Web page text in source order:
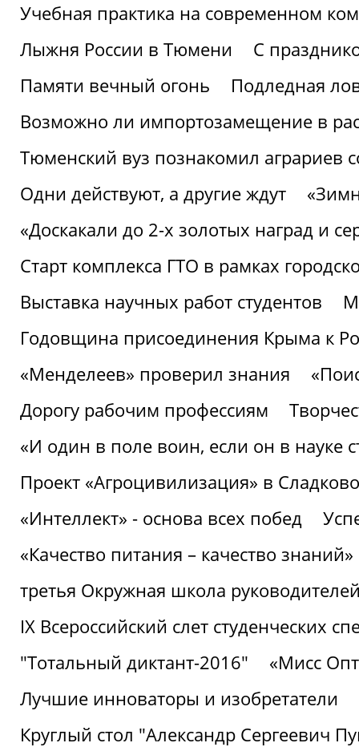
Учебная практика на современном
Лыжня России в Тюмени
С
Памяти вечный огонь
Подледная
Возможно ли импортозамещение в
Тюменский вуз познакомил аграриев
Одни действуют, а другие ждут
«Доскакали до 2-х золотых наград и
Старт комплекса ГТО в рамках
Выставка научных работ студентов
Годовщина присоединения Крыма к
«Менделеев» проверил знания
Дорогу рабочим профессиям
«И один в поле воин, если он в науке
Проект «Агроцивилизация» в Сладково
«Интеллект» - основа всех побед
«Качество питания – качество знаний»
третья Окружная школа
IХ Всероссийский слет студенческих
"Тотальный диктант-2016"
«Мисс
Лучшие инноваторы и изобретатели
Круглый стол "Александр Сергеевич